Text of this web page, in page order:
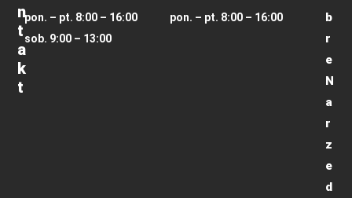
N
T
A
K
T
pon. – pt. 8:00 – 16:00
sob. 9:00 – 13:00
pon. – pt. 8:00 – 16:00
b
r
e
N
a
r
z
e
d